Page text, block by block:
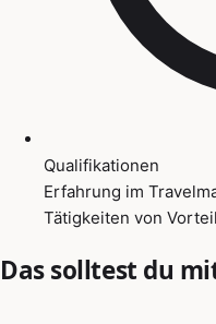
Qualifikationen
Erfahrung im
Tätigkeiten von
Das solltest du